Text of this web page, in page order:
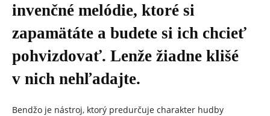
invenčné melódie, ktoré si
zapamätáte a budete si ich chcieť
pohvizdovať. Lenže žiadne klišé
v nich nehľadajte.
Bendžo je nástroj, ktorý predurčuje charakter hudby